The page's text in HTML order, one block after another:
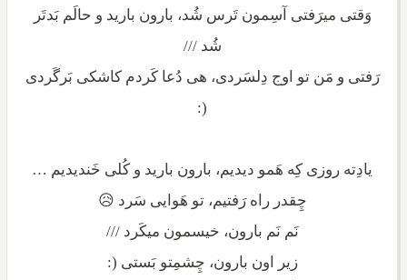
وَقتی میرَفتی آسِمون تَرس شُد، بارون بارید و حالَم بَدتَر
شُد ///
رَفتی و مَن تو اوج دِلسَردی، هی دُعا کَردم کاشکی بَرگَردی
(:
یادِته روزی کِه هَمو دیدیم، بارون بارید و کُلی خَندیدیم …
چِقدر راه رَفتیم، تو هَوایی سَرد 😥
نَم نَم بارون، خیسمون میکَرد ///
زیر اون بارون، چِشمِتو بَستی (: